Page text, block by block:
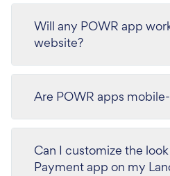
Will any POWR app
website?
Are POWR apps
Can I customize the
Payment app on my